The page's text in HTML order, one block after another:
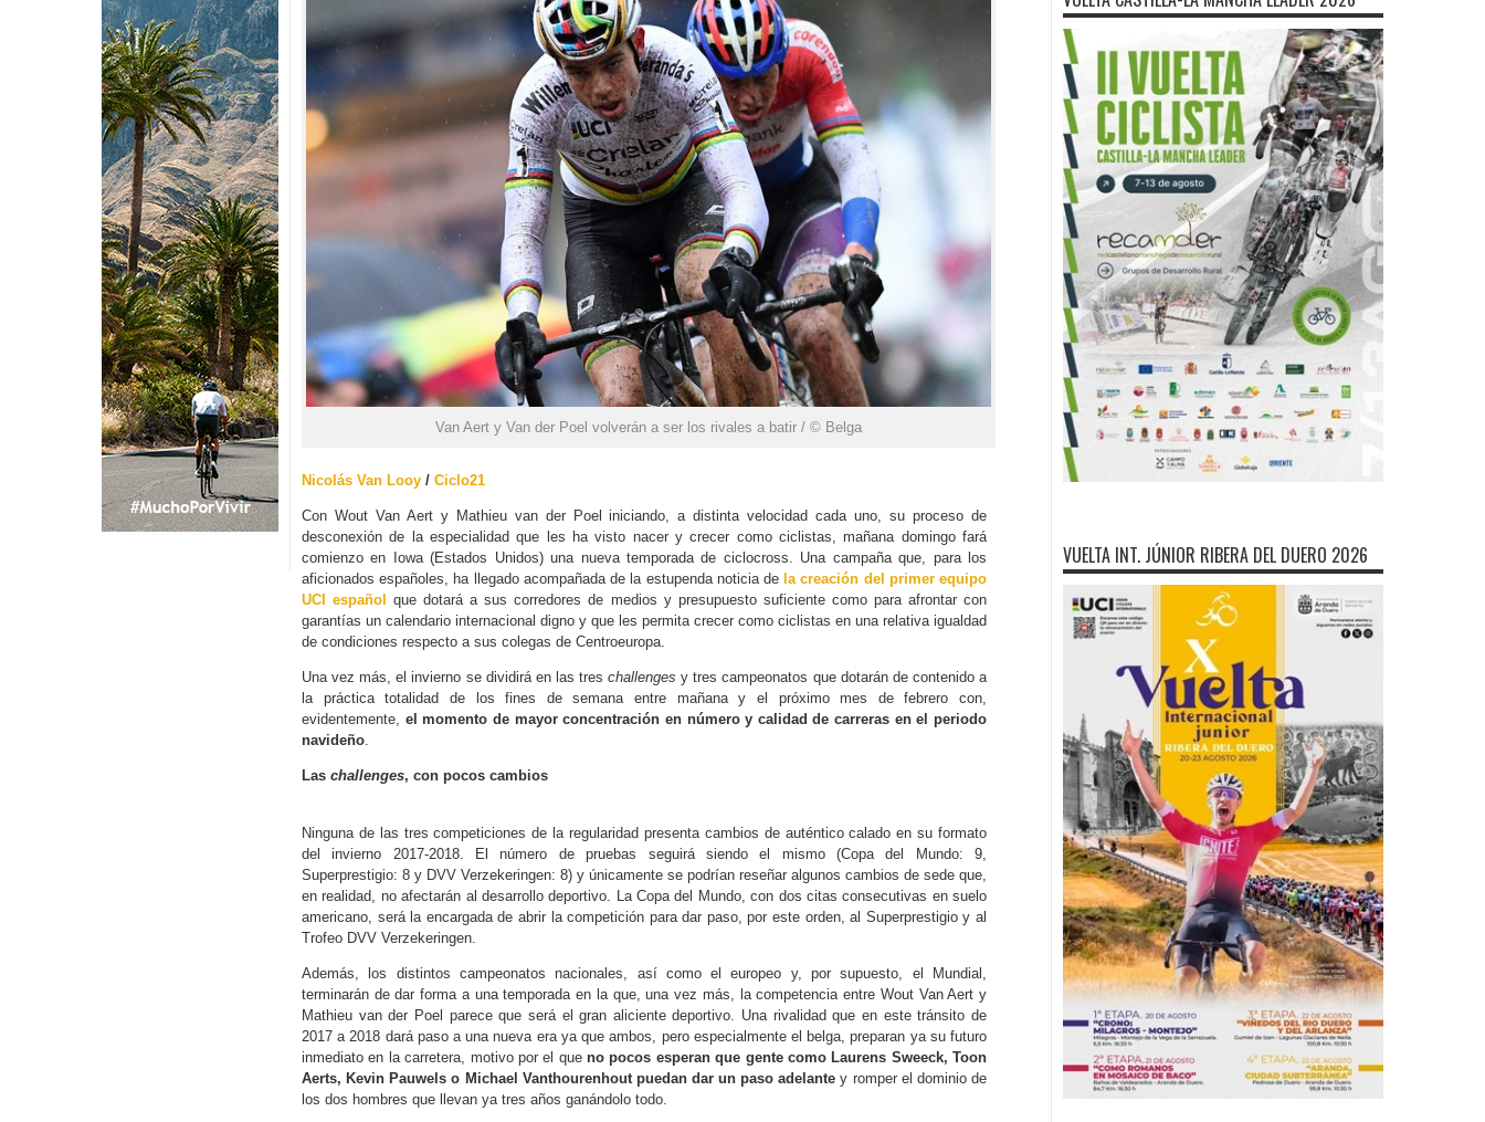
Van Aert y Van der Poel volverán a ser los rivales a batir / © Belga
Nicolás Van Looy / Ciclo21
Con Wout Van Aert y Mathieu van der Poel iniciando, a distinta velocidad cada uno, su proceso de
desconexión de la especialidad que les ha visto nacer y crecer como ciclistas, mañana domingo fará
comienzo en Iowa (Estados Unidos) una nueva temporada de ciclocross. Una campaña que, para los
aficionados españoles, ha llegado acompañada de la estupenda noticia dela creación del primer equipo
UCI español que dotará a sus corredores de medios y presupuesto suficiente como para afrontar con
garantías un calendario internacional digno y que les permita crecer como ciclistas en una relativa igualdad
de condiciones respecto a sus colegas de Centroeuropa.
Una vez más, el invierno se dividirá en las treschallenges y tres campeonatos que dotarán de contenido a
la práctica totalidad de los fines de semana entre mañana y el próximo mes de febrero con,
evidentemente, el momento de mayor concentración en número y calidad de carreras en el periodo
navideño
Las challenges, con pocos cambios
Ninguna de las tres competiciones de la regularidad presenta cambios de auténtico calado en su formato
del invierno 2017-2018. El número de pruebas seguirá siendo el mismo (Copa del Mundo: 9,
Superprestigio: 8 y DVV Verzekeringen: 8) y únicamente se podrían reseñar algunos cambios de sede que,
en realidad, no afectarán al desarrollo deportivo. La Copa del Mundo, con dos citas consecutivas en suelo
americano, será la encargada de abrir la competición para dar paso, por este orden, al Superprestigio y al
Trofeo DVV Verzekeringen.
Además, los distintos campeonatos nacionales, así como el europeo y, por supuesto, el Mundial,
terminarán de dar forma a una temporada en la que, una vez más, la competencia entre Wout Van Aert y
Mathieu van der Poel parece que será el gran aliciente deportivo. Una rivalidad que en este tránsito de
2017 a 2018 dará paso a una nueva era ya que ambos, pero especialmente el belga, preparan ya su futuro
inmediato en la carretera, motivo por el que no pocos esperan que gente como Laurens Sweeck, Toon
Aerts, Kevin Pauwels o Michael Vanthourenhout puedan dar un paso adelantey romper el dominio de
los dos hombres que llevan ya tres años ganándolo todo.
VUELTA INT. JÚNIOR RIBERA DEL DUERO 2026